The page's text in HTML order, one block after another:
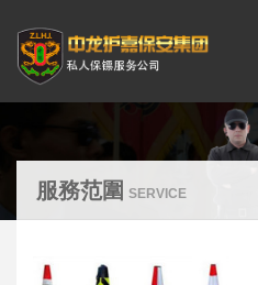
服務范圍 SERVICE